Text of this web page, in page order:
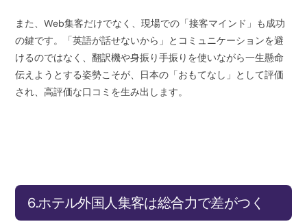
また、Web集客だけでなく、現場での「接客マインド」も成功
の鍵です。「英語が話せないから」とコミュニケーションを避
けるのではなく、翻訳機や身振り手振りを使いながら一生懸命
伝えようとする姿勢こそが、日本の「おもてなし」として評価
され、高評価な口コミを生み出します。
6.ホテル外国人集客は総合力で差がつく